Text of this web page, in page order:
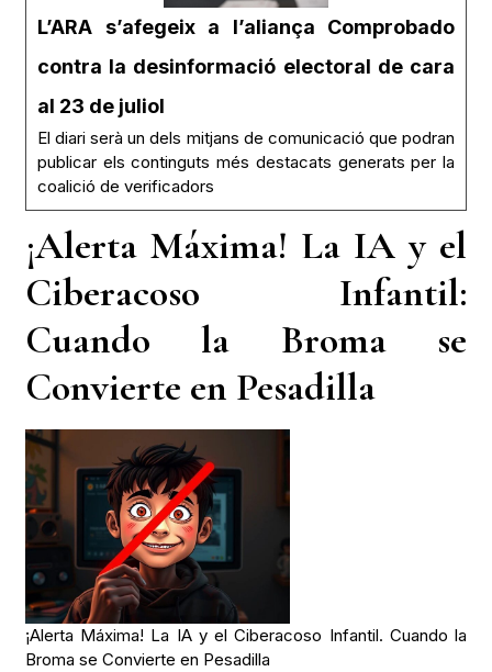
L’ARA s’afegeix a l’aliança Comprobado
contra la desinformació electoral de cara
al 23 de juliol
El diari serà un dels mitjans de comunicació que podran
publicar els continguts més destacats generats per la
coalició de verificadors
¡Alerta Máxima! La IA y el
Ciberacoso Infantil:
Cuando la Broma se
Convierte en Pesadilla
¡Alerta Máxima! La IA y el Ciberacoso Infantil. Cuando la
Broma se Convierte en Pesadilla